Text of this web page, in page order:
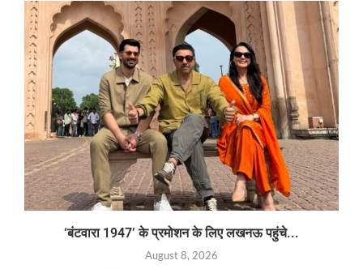
‘बंटवारा 1947’ के प्रमोशन के लिए लखनऊ पहुंचे...
August 8, 2026